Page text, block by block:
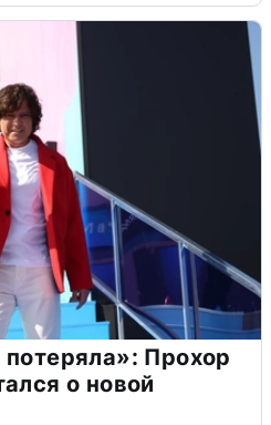
Прохор
о новой